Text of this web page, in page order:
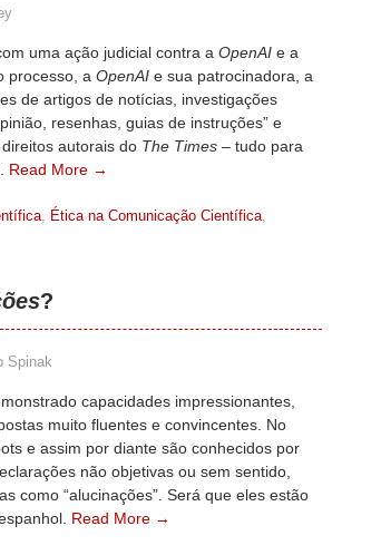
uma ação judicial contra a OpenAI e a
processo, a OpenAI e sua patrocinadora, a
de artigos de notícias, investigações
resenhas, guias de instruções” e
autorais do The Times – tudo para
Read More →
, Ética na Comunicação Científica,
?
Spinak
capacidades impressionantes,
muito fluentes e convincentes. No
e assim por diante são conhecidos por
não objetivas ou sem sentido,
como “alucinações”. Será que eles estão
Read More →